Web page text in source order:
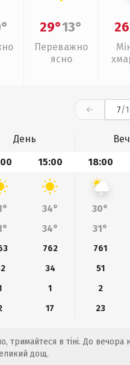
29°13°
Переважно
ясно
7/
День
15:00 18:00
34° 30°
34° 31°
762 761
34 51
1 2
17 23
тримайтеся в тіні. До вечора
дощ.